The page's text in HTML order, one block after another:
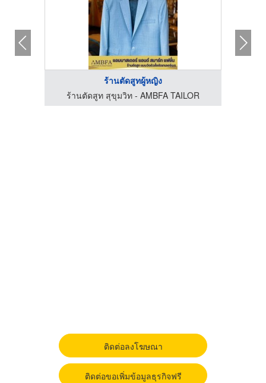
ร้านตัดสูทผู้หญิง
ร้านตัดสูท สุขุมวิท - AMBFA TAILOR
ติดต่อลงโฆษณา
ติดต่อขอเพิ่มข้อมูลธุรกิจฟรี